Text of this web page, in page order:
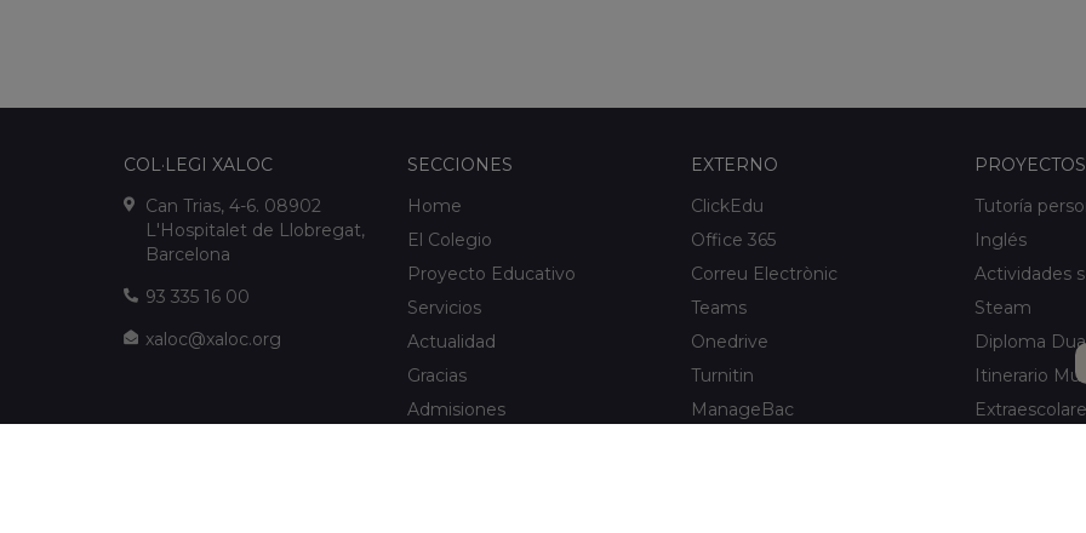
COL·LEGI XALOC
Can Trias, 4-6. 08902
L'Hospitalet de Llobregat,
Barcelona
93 335 16 00
xaloc@xaloc.org
SECCIONES
Home
El Colegio
Proyecto Educativo
Servicios
Actualidad
Gracias
Admisiones
EXTERNO
ClickEdu
Office 365
Correu Electrònic
Teams
Onedrive
Turnitin
ManageBac
PROYECTOS
Tutoría
Inglés
Actividades
Steam
Diploma
Itinerario